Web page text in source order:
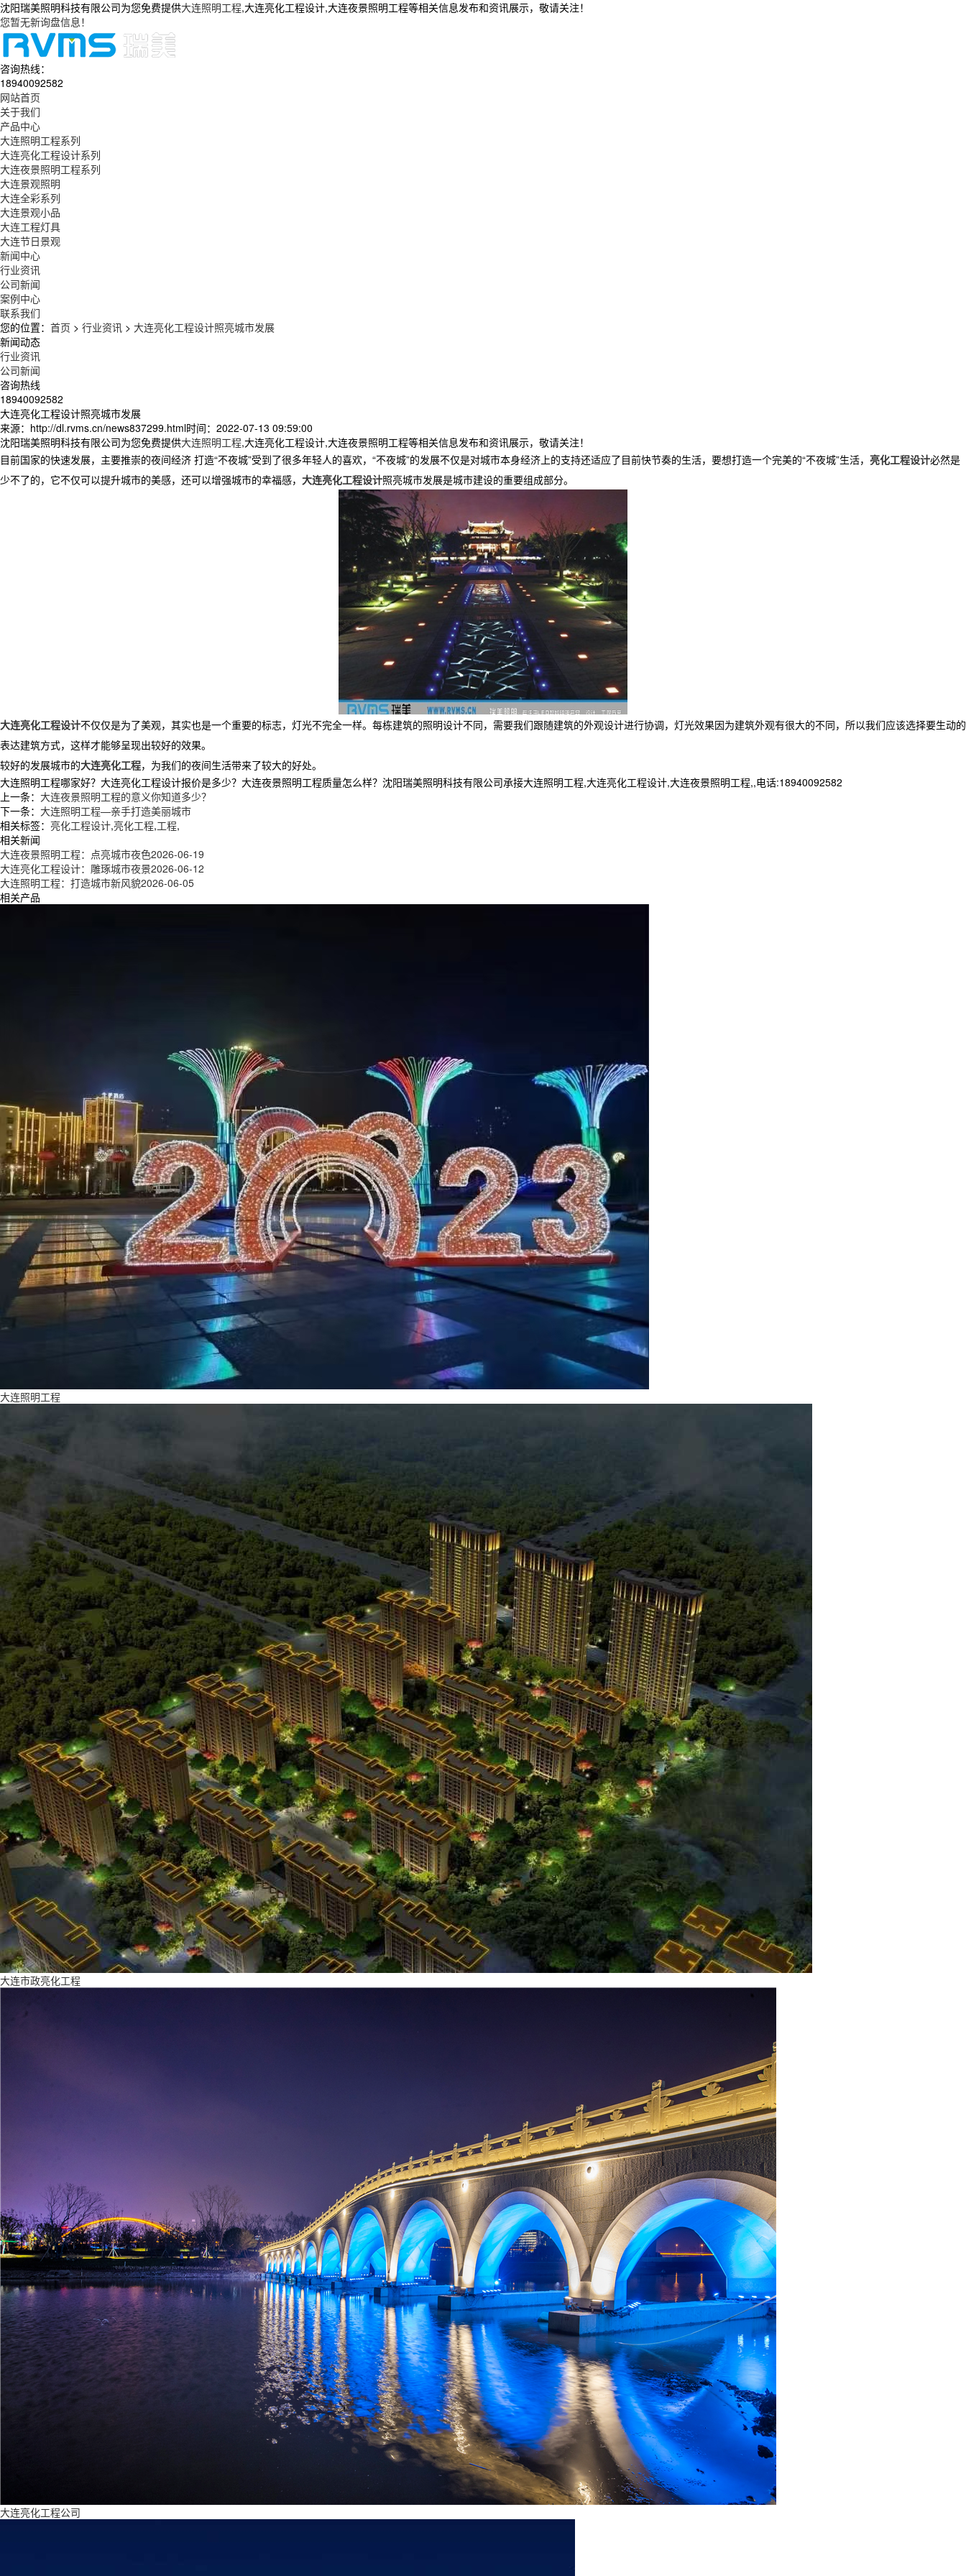
沈阳瑞美照明科技有限公司为您免费提供大连照明工程,大连亮化工程设计,大连夜景照明工程等相关信息发布和资讯展示，敬请关注！
您暂无新询盘信息！
咨询热线：
18940092582
网站首页
关于我们
产品中心
大连照明工程系列
大连亮化工程设计系列
大连夜景照明工程系列
大连景观照明
大连全彩系列
大连景观小品
大连工程灯具
大连节日景观
新闻中心
行业资讯
公司新闻
案例中心
联系我们
您的位置： 首页 > 行业资讯 > 大连亮化工程设计照亮城市发展
新闻动态
行业资讯
公司新闻
咨询热线
18940092582
大连亮化工程设计照亮城市发展
来源：http://dl.rvms.cn/news837299.html时间：2022-07-13 09:59:00
沈阳瑞美照明科技有限公司为您免费提供大连照明工程,大连亮化工程设计,大连夜景照明工程等相关信息发布和资讯展示，敬请关注！
目前国家的快速发展，主要推崇的夜间经济 打造“不夜城”受到了很多年轻人的喜欢，“不夜城”的发展不仅是对城市本身经济上的支持还适应了目前快节奏的生活，要想打造一个完美的“不夜城”生活， 亮化工程设计必然是
少不了的，它不仅可以提升城市的美感，还可以增强城市的幸福感， 大连亮化工程设计照亮城市发展是城市建设的重要组成部分。
大连亮化工程设计不仅仅是为了美观，其实也是一个重要的标志，灯光不完全一样。每栋建筑的照明设计不同，需要我们跟随建筑的外观设计进行协调，灯光效果因为建筑外观有很大的不同，所以我们应该选择要生动的
表达建筑方式，这样才能够呈现出较好的效果。
较好的发展城市的大连亮化工程，为我们的夜间生活带来了较大的好处。
大连照明工程哪家好？大连亮化工程设计报价是多少？大连夜景照明工程质量怎么样？沈阳瑞美照明科技有限公司承接大连照明工程,大连亮化工程设计,大连夜景照明工程,,电话:18940092582
上一条： 大连夜景照明工程的意义你知道多少？
下一条： 大连照明工程—亲手打造美丽城市
相关标签： 亮化工程设计,亮化工程,工程,
相关新闻
大连夜景照明工程：点亮城市夜色2026-06-19
大连亮化工程设计：雕琢城市夜景2026-06-12
大连照明工程：打造城市新风貌2026-06-05
相关产品
大连照明工程
大连市政亮化工程
大连亮化工程公司